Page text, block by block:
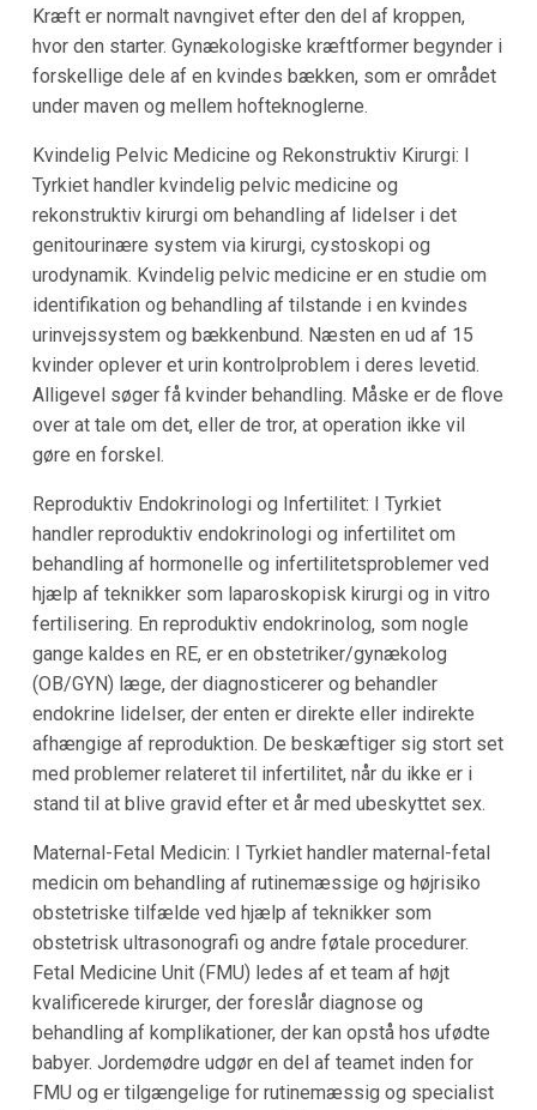
Kræft er normalt navngivet efter den del af kroppen,
hvor den starter. Gynækologiske kræftformer begynder i
forskellige dele af en kvindes bækken, som er området
under maven og mellem hofteknoglerne.
Kvindelig Pelvic Medicine og Rekonstruktiv Kirurgi: I
Tyrkiet handler kvindelig pelvic medicine og
rekonstruktiv kirurgi om behandling af lidelser i det
genitourinære system via kirurgi, cystoskopi og
urodynamik. Kvindelig pelvic medicine er en studie om
identifikation og behandling af tilstande i en kvindes
urinvejssystem og bækkenbund. Næsten en ud af 15
kvinder oplever et urin kontrolproblem i deres levetid.
Alligevel søger få kvinder behandling. Måske er de flove
over at tale om det, eller de tror, at operation ikke vil
gøre en forskel.
Reproduktiv Endokrinologi og Infertilitet: I Tyrkiet
handler reproduktiv endokrinologi og infertilitet om
behandling af hormonelle og infertilitetsproblemer ved
hjælp af teknikker som laparoskopisk kirurgi og in vitro
fertilisering. En reproduktiv endokrinolog, som nogle
gange kaldes en RE, er en obstetriker/gynækolog
(OB/GYN) læge, der diagnosticerer og behandler
endokrine lidelser, der enten er direkte eller indirekte
afhængige af reproduktion. De beskæftiger sig stort set
med problemer relateret til infertilitet, når du ikke er i
stand til at blive gravid efter et år med ubeskyttet sex.
Maternal-Fetal Medicin: I Tyrkiet handler maternal-fetal
medicin om behandling af rutinemæssige og højrisiko
obstetriske tilfælde ved hjælp af teknikker som
obstetrisk ultrasonografi og andre føtale procedurer.
Fetal Medicine Unit (FMU) ledes af et team af højt
kvalificerede kirurger, der foreslår diagnose og
behandling af komplikationer, der kan opstå hos ufødte
babyer. Jordemødre udgør en del af teamet inden for
FMU og er tilgængelige for rutinemæssig og specialist